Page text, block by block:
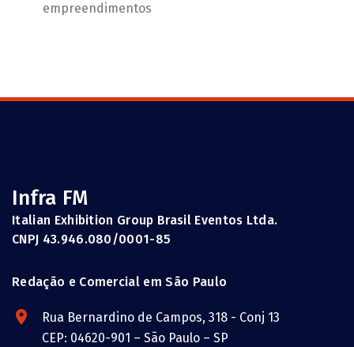
empreendimentos
Infra FM
Italian Exhibition Group Brasil Eventos Ltda.
CNPJ 43.946.080/0001-85
Redação e Comercial em São Paulo
Rua Bernardino de Campos, 318 - Conj 13
CEP: 04620-901 – São Paulo – SP